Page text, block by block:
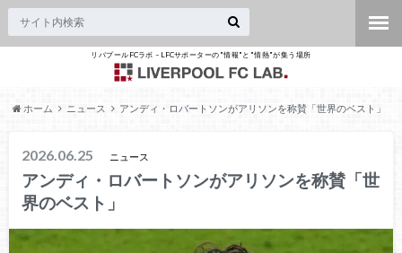
リバプールFCラボ – LFCサポーターの"情報"と"情熱"が集う場所
ホーム ニュース アンディ・ロバートソンがアリソンを称賛「世界のベスト」
2026.06.25 ニュース
アンディ・ロバートソンがアリソンを称賛「世
界のベスト」